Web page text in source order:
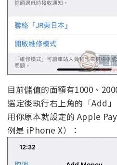
目前儲值的面額有1000、
選定後執行右上角的「Add
用你原本就設定的 Apple
例是 iPhone X）：